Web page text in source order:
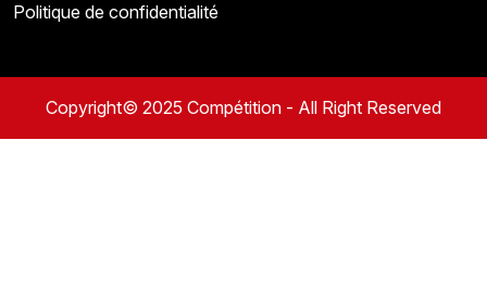
Politique de confidentialité
Copyright© 2025 Compétition - All Right Reserved